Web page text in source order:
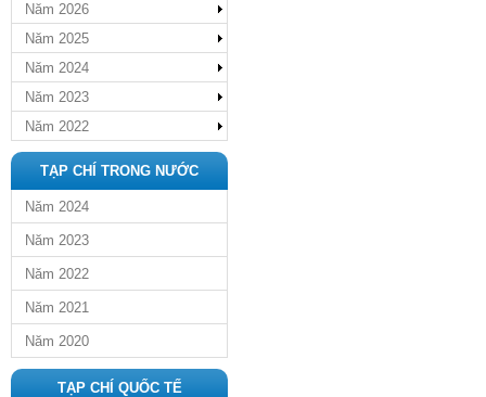
Năm 2026
Năm 2025
Năm 2024
Năm 2023
Năm 2022
TẠP CHÍ TRONG NƯỚC
Năm 2024
Năm 2023
Năm 2022
Năm 2021
Năm 2020
TẠP CHÍ QUỐC TẾ